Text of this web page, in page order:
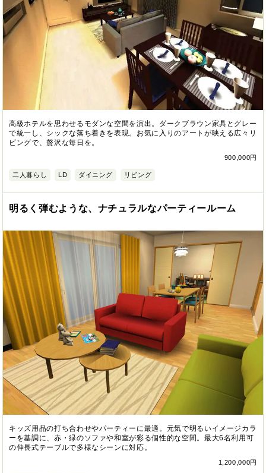
高級ホテルを思わせるモダンな空間を演出。ダークブラウン家具とグレー
で統一し、シックな落ち着きを表現。お気に入りのアートが映える広々リ
ビングで、贅沢な毎日を。
900,000円
二人暮らし LD ダイニング リビング
明るく弾むような、ナチュラルなパーティールーム
キッズ用品の打ち合わせやパーティーに最適。元気で明るいイメージカラ
ーを基調に、赤・緑のソファや和室が彩る個性的な空間。最大6名利用可
の伸長式テーブルで多様なシーンに対応。
1,200,000円